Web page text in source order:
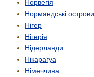
Норвегія
Нормандські острови
Нігер
Нігерія
Нідерланди
Нікарагуа
Німеччина